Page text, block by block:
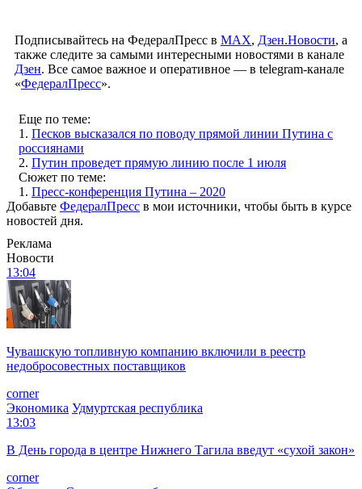
Подписывайтесь на ФедералПресс в МАХ, Дзен.Новости, а
также следите за самыми интересными новостями в канале
Дзен. Все самое важное и оперативное — в telegram-канале
«ФедералПресс».
Еще по теме:
1. Песков высказался по поводу прямой линии Путина с
россиянами
2. Путин проведет прямую линию после 1 июля
Сюжет по теме:
1. Пресс-конференция Путина – 2020
Добавьте ФедералПресс в мои источники, чтобы быть в курсе
новостей дня.
Реклама
Новости
13:04
Чувашскую топливную компанию включили в реестр
недобросовестных поставщиков
corner
Экономика Удмуртская республика
13:03
В День города в центре Нижнего Тагила введут «сухой закон»
corner